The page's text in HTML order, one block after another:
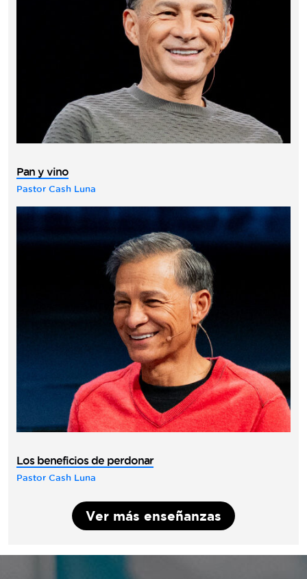
Pan y vino
Pastor Cash Luna
Los beneficios de perdonar
Pastor Cash Luna
Ver más enseñanzas